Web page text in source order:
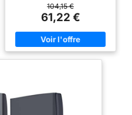
pour le programme scolaire
français, la CASIO Graph 35+E
II est N°1* au lycée Ecran 8
lignes avec écriture naturelle en
2D Nouveau design plus fin et
plus ergonomique pour une
meilleure prise en main
nouvelles fonctionnalités
Programmation en langage
Python
104,15 €
61,22 €